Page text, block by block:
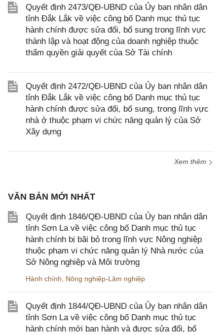
Quyết định 2473/QĐ-UBND của Ủy ban nhân dân
tỉnh Đắk Lắk về việc công bố Danh mục thủ tục
hành chính được sửa đổi, bổ sung trong lĩnh vực
thành lập và hoạt động của doanh nghiệp thuộc
thẩm quyền giải quyết của Sở Tài chính
Quyết định 2472/QĐ-UBND của Ủy ban nhân dân
tỉnh Đắk Lắk về việc công bố Danh mục thủ tục
hành chính được sửa đổi, bổ sung, trong lĩnh vực
nhà ở thuộc phạm vi chức năng quản lý của Sở
Xây dựng
Xem thêm
VĂN BẢN MỚI NHẤT
Quyết định 1846/QĐ-UBND của Ủy ban nhân dân
tỉnh Sơn La về việc công bố Danh mục thủ tục
hành chính bị bãi bỏ trong lĩnh vực Nông nghiệp
thuộc phạm vi chức năng quản lý Nhà nước của
Sở Nông nghiệp và Môi trường
Hành chính, Nông nghiệp-Lâm nghiệp
Quyết định 1844/QĐ-UBND của Ủy ban nhân dân
tỉnh Sơn La về việc công bố Danh mục thủ tục
hành chính mới ban hành và được sửa đổi, bổ